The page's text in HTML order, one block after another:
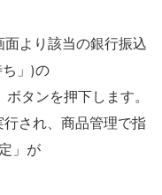
より該当の銀行振込
」)の
タンを押下します。
され、商品管理で指
」が